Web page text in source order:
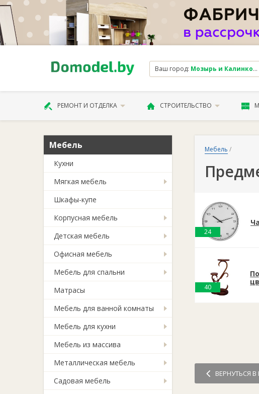
Ваш город: Мозырь и Калинковичи
РЕМОНТ И ОТДЕЛКА СТРОИТЕЛЬСТВО
Мебель
Кухни
Мягкая мебель
Шкафы-купе
Корпусная мебель
Детская мебель
Офисная мебель
Мебель для спальни
Матрасы
Мебель для ванной комнаты
Мебель для кухни
Мебель из массива
Металлическая мебель
Садовая мебель
Мебель /
24
40
ВЕРНУТЬСЯ В